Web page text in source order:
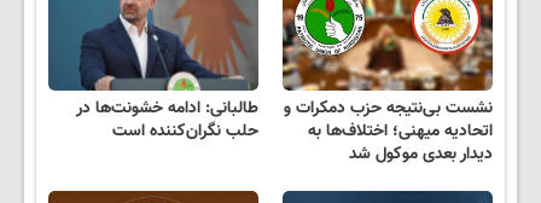
نشست بی‌نتیجه حزب دمکرات و
اتحادیه میهنی؛ اختلاف‌ها به
دیدار بعدی موکول شد
طالبانی: ادامه خشونت‌ها در
حلب نگران‌کننده است